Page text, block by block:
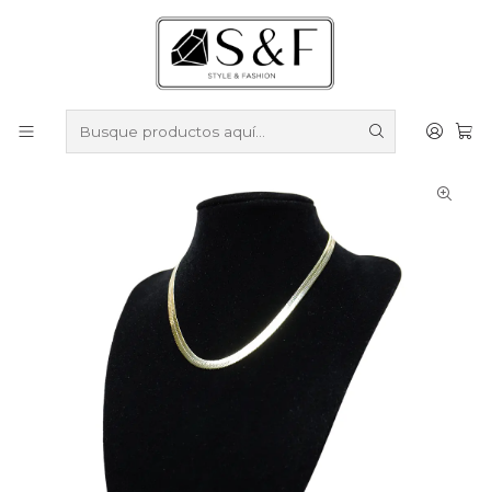
Compra sobre $50.000 en productos y obtén un 40% de
Despacho gratis por compras sobre $100.000
Inicio
Cadenas y Collares
Cadenas y Collares Enchapados en Oro
Collar tipo cinta de 6mm enchape oro